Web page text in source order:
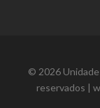
© 2026
reservados |